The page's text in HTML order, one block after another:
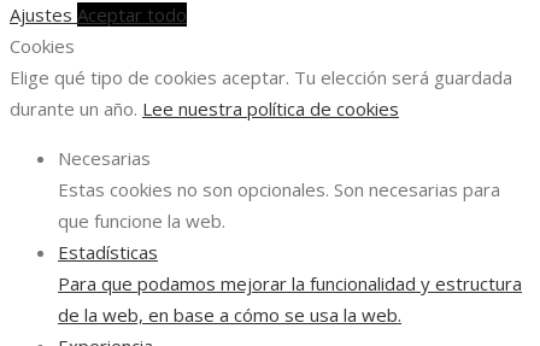
Ajustes Aceptar todo
Cookies
Elige qué tipo de cookies aceptar. Tu elección será guardada
durante un año. Lee nuestra política de cookies
Necesarias
Estas cookies no son opcionales. Son necesarias para
que funcione la web.
Estadísticas
Para que podamos mejorar la funcionalidad y estructura
de la web, en base a cómo se usa la web.